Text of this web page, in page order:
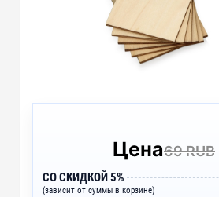
Цена69 RUB
СО СКИДКОЙ 5%
(зависит от суммы в корзине)